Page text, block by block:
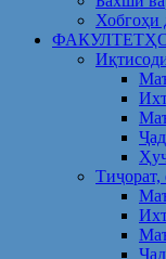
Хобгоҳи
Тиҷорат,